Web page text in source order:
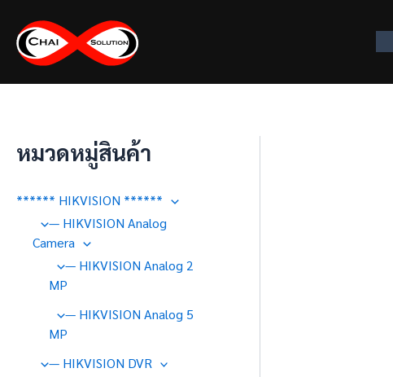
content
หมวดหมู่สินค้า
****** HIKVISION ******
— HIKVISION Analog
Camera
— HIKVISION Analog 2
MP
— HIKVISION Analog 5
MP
— HIKVISION DVR